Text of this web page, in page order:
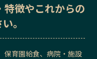
特徴やこれからの
。
保育園給食、病院・施設